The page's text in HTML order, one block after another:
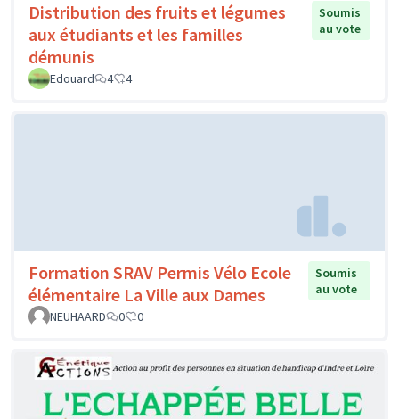
Distribution des fruits et légumes
aux étudiants et les familles
démunis
Soumis
au vote
Edouard 4 4
Formation SRAV Permis Vélo Ecole
élémentaire La Ville aux Dames
Soumis
au vote
NEUHAARD
0 0